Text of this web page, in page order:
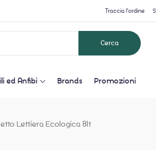
Traccia l'ordine
ed Anfibi Brands Promozioni
Lettiera Ecologica 8lt